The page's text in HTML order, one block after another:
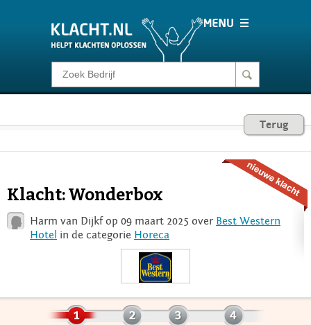
Klacht melden
Consumentenrecht Terug
Klacht: Wonderbox
Harm van Dijkf op 09 maart 2025 over Best Western
Hotel in de categorie Horeca